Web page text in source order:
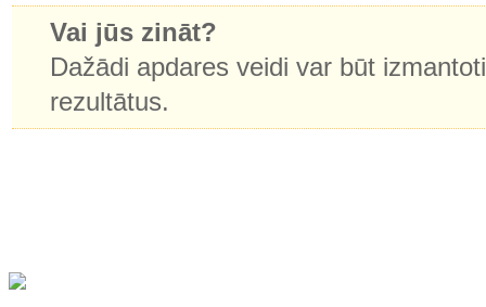
Vai jūs zināt?
Dažādi apdares veidi var būt
rezultātus.